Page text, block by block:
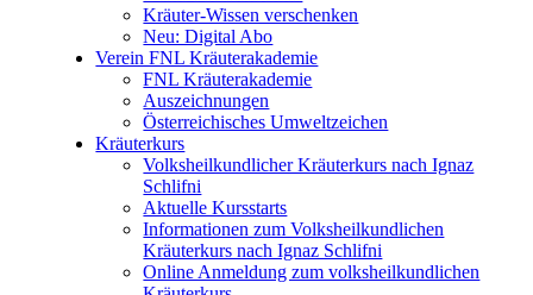
Kräuter-Wissen verschenken
Neu: Digital Abo
Verein FNL Kräuterakademie
FNL Kräuterakademie
Auszeichnungen
Österreichisches Umweltzeichen
Kräuterkurs
Volksheilkundlicher Kräuterkurs nach Ignaz
Schlifni
Aktuelle Kursstarts
Informationen zum Volksheilkundlichen
Kräuterkurs nach Ignaz Schlifni
Online Anmeldung zum volksheilkundlichen